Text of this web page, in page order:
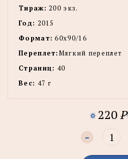
Тираж: 200 экз.
Год: 2015
Формат: 60х90/16
Переплет:Мягкий переплет
Страниц: 40
Вес: 47 г
220P
-